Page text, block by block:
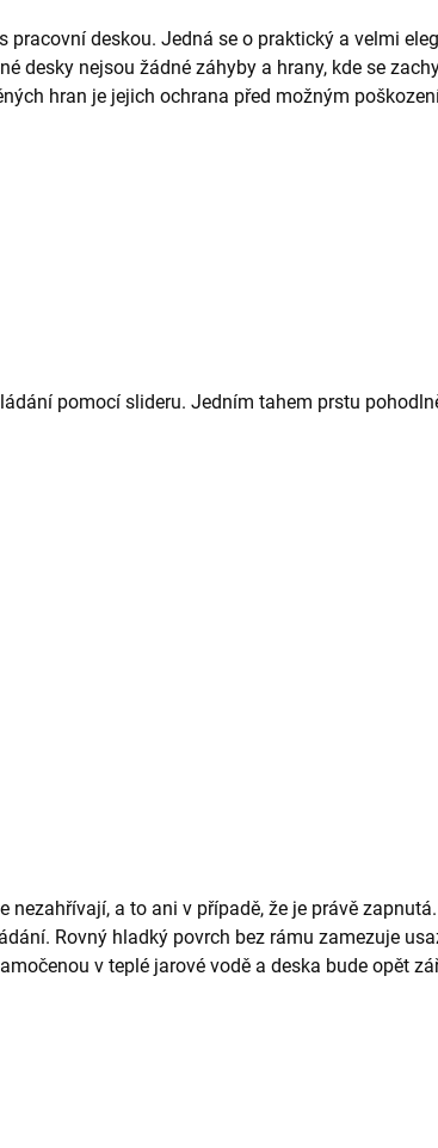
deskou. Jedná se o praktický a velmi
desky nejsou žádné záhyby a hrany, kde se
hran je jejich ochrana před možným
pomocí slideru. Jedním tahem prstu
a to ani v případě, že je právě
Rovný hladký povrch bez rámu zamezuje
v teplé jarové vodě a deska bude opět